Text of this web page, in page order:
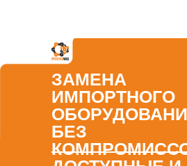
ЗАМЕНА
ИМПОРТНОГО
БЕЗ